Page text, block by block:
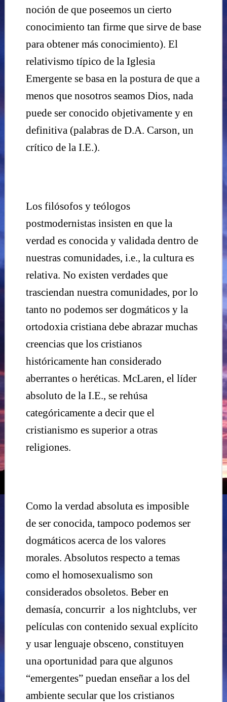
noción de que poseemos un cierto
conocimiento tan firme que sirve de base
para obtener más conocimiento). El
relativismo típico de la Iglesia
Emergente se basa en la postura de que a
menos que nosotros seamos Dios, nada
puede ser conocido objetivamente y en
definitiva (palabras de D.A. Carson, un
crítico de la I.E.).
Los filósofos y teólogos
postmodernistas insisten en que la
verdad es conocida y validada dentro de
nuestras comunidades, i.e., la cultura es
relativa. No existen verdades que
trasciendan nuestra comunidades, por lo
tanto no podemos ser dogmáticos y la
ortodoxia cristiana debe abrazar muchas
creencias que los cristianos
históricamente han considerado
aberrantes o heréticas. McLaren, el líder
absoluto de la I.E., se rehúsa
categóricamente a decir que el
cristianismo es superior a otras
religiones.
Como la verdad absoluta es imposible
de ser conocida, tampoco podemos ser
dogmáticos acerca de los valores
morales. Absolutos respecto a temas
como el homosexualismo son
considerados obsoletos. Beber en
demasía, concurrir a los nightclubs, ver
películas con contenido sexual explícito
y usar lenguaje obsceno, constituyen
una oportunidad para que algunos
“emergentes” puedan enseñar a los del
ambiente secular que los cristianos